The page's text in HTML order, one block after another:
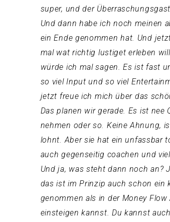
super, und der
Und dann habe ich noch meinen
ein Ende genommen hat. Und
mal wat richtig lustiget erleben
würde ich mal sagen. Es ist fast
so viel Input und so viel
jetzt freue ich mich über das
Das planen wir gerade. Es ist
nehmen oder so. Keine Ahnung,
lohnt. Aber sie hat ein unfassbar
auch gegenseitig coachen und
Und ja, was steht dann noch an?
das ist im Prinzip auch schon ein
genommen als in der Money
einsteigen kannst. Du kannst